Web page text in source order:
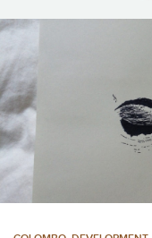
m
i
n
c
o
n
e